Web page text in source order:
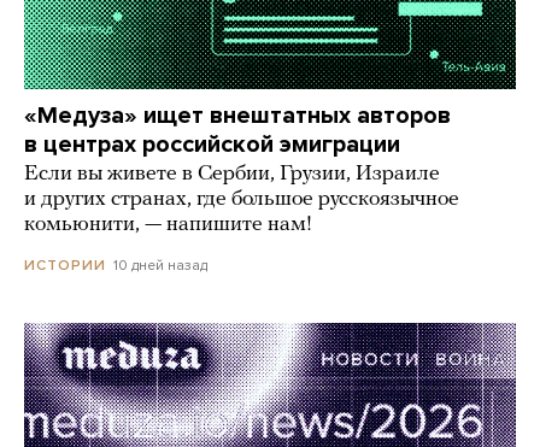
«Медуза» ищет внештатных авторов
в центрах российской эмиграции
Если вы живете в Сербии, Грузии, Израиле
и других странах, где большое русскоязычное
комьюнити, — напишите нам!
ИСТОРИИ 10 дней назад